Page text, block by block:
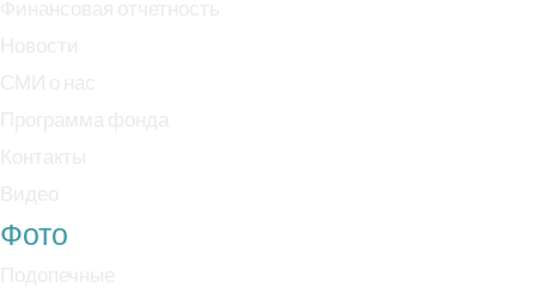
Фото